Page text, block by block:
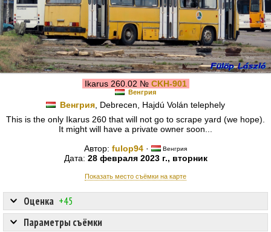
Ikarus 260.02 № CKH-901
Венгрия
Венгрия , Debrecen, Hajdú Volán telephely
This is the only Ikarus 260 that will not go to scrape yard (we hope).
It might will have a private owner soon...
Автор: fulop94 · Венгрия
Дата: 28 февраля 2023 г., вторник
Показать место съёмки на карте
Оценка +45
Параметры съёмки